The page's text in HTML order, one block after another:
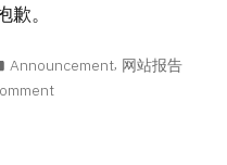
。
Posted
in
Announcement, 网站报告
on